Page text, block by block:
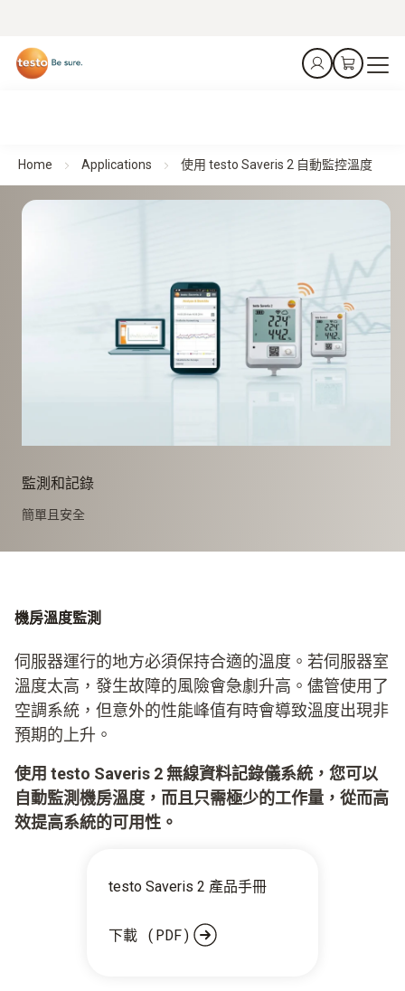
Home Applications 使用 testo Saveris 2 自動監控溫度
監測和記錄
簡單且安全
機房溫度監測
伺服器運行的地方必須保持合適的溫度。若伺服器室
溫度太高，發生故障的風險會急劇升高。儘管使用了
空調系統，但意外的性能峰值有時會導致溫度出現非
預期的上升。
使用 testo Saveris 2 無線資料記錄儀系統，您可以
自動監測機房溫度，而且只需極少的工作量，從而高
效提高系統的可用性。
testo Saveris 2 產品手冊
下載 (PDF)